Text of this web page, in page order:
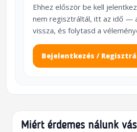
Ehhez először be kell
nem regisztráltál, itt az idő —
vissza, és folytasd a
Bejelentkezés /
Miért érdemes nálunk